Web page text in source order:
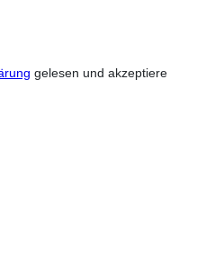
gelesen und akzeptiere